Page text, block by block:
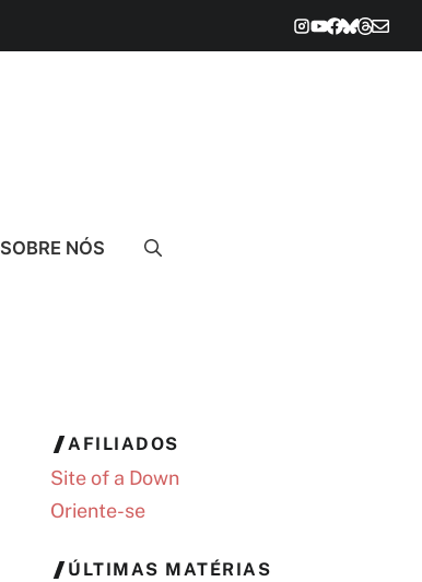
SOBRE NÓS
AFILIADOS
Site of a Down
Oriente-se
ÚLTIMAS MATÉRIAS